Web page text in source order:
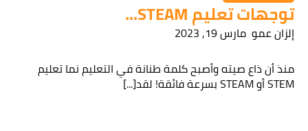
توجهات تعليم STEAM...
إلزان عمو مارس 19, 2023
منذ أن ذاع صيته وأصبح كلمة طنانة في التعليم نما تعليم
STEM أو STEAM بسرعة فائقة! لقد[...]